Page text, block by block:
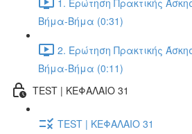
Βήμα-Βήμα (0:31)
2. Ερώτηση Πρακτικής
Βήμα-Βήμα (0:11)
TEST | ΚΕΦΑΛΑΙΟ 31
TEST | ΚΕΦΑΛΑΙΟ 31